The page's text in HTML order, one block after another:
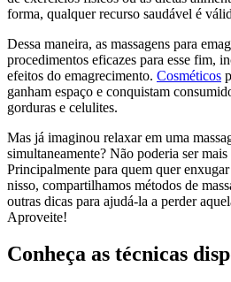
forma, qualquer recurso saudável é
Dessa maneira, as massagens para
procedimentos eficazes para esse fim,
efeitos do emagrecimento. Cosméticos
ganham espaço e conquistam
gorduras e celulites.
Mas já imaginou relaxar em uma
simultaneamente? Não poderia ser
Principalmente para quem quer
nisso, compartilhamos métodos de
outras dicas para ajudá-la a perder
Aproveite!
Conheça as técnicas